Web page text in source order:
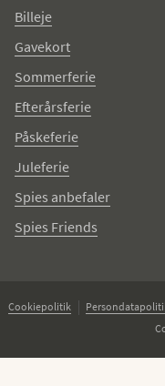
Billeje
Gavekort
Sommerferie
Efterårsferie
Påskeferie
Juleferie
Spies anbefaler
Spies Friends
Cookiepolitik